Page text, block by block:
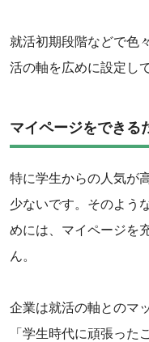
就活初期段階などで色
活の軸を広めに設定し
マイページをできる
特に学生からの人気が
少ないです。そのよう
めには、マイページを
ん。
企業は就活の軸とのマ
「学生時代に頑張った